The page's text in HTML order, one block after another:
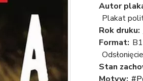
Autor
Plakat
Rok druku:
Format:
Stan